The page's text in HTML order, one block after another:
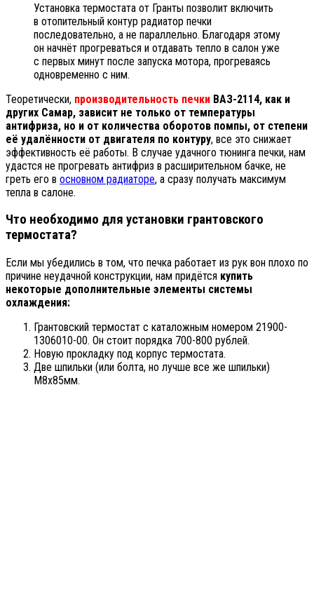
Установка термостата от Гранты позволит включить
в отопительный контур радиатор печки
последовательно, а не параллельно. Благодаря этому
он начнёт прогреваться и отдавать тепло в салон уже
с первых минут после запуска мотора, прогреваясь
одновременно с ним.
Теоретически, производительность печки ВАЗ-2114, как и
других Самар, зависит не только от температуры
антифриза, но и от количества оборотов помпы, от степени
её удалённости от двигателя по контуру, все это снижает
эффективность её работы. В случае удачного тюнинга печки, нам
удастся не прогревать антифриз в расширительном бачке, не
греть его в основном радиаторе, а сразу получать максимум
тепла в салоне.
Что необходимо для установки грантовского
термостата?
Если мы убедились в том, что печка работает из рук вон плохо по
причине неудачной конструкции, нам придётся купить
некоторые дополнительные элементы системы
охлаждения:
Грантовский термостат с каталожным номером 21900-
1306010-00. Он стоит порядка 700-800 рублей.
Новую прокладку под корпус термостата.
Две шпильки (или болта, но лучше все же шпильки)
М8х85мм.